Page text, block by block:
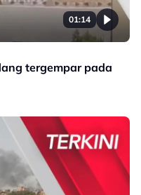
01:14
tergempar pada